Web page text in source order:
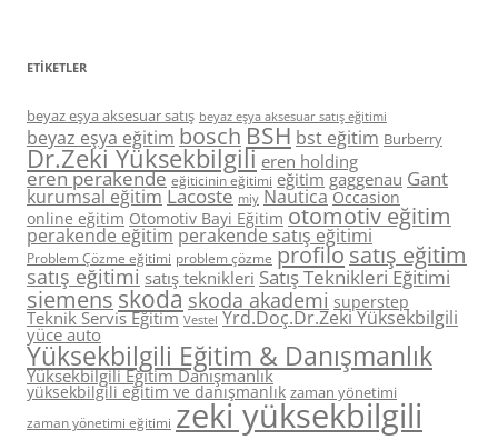
ETIKETLER
beyaz eşya aksesuar satış beyaz eşya aksesuar satış eğitimi
beyaz eşya eğitim boschBSH bst eğitim Burberry
Dr.Zeki Yüksekbilgili eren holding
eren perakende eğiticinin eğitimi eğitim gaggenau Gant
kurumsal eğitim Lacoste miy Nautica Occasion
online eğitim Otomotiv Bayi Eğitim otomotiv eğitim
perakende eğitim perakende satış eğitimi
Problem Çözme eğitimi problem çözme profilo satış eğitim
satış eğitimi satış teknikleri Satış Teknikleri Eğitimi
siemens skoda skoda akademi superstep
Teknik Servis Eğitim Vestel Yrd.Doç.Dr.Zeki Yüksekbilgili
yüce auto
Yüksekbilgili Eğitim & Danışmanlık
Yüksekbilgili Eğitim Danışmanlık
yüksekbilgili eğitim ve danışmanlık zaman yönetimi
zaman yönetimi eğitimi zeki yüksekbilgili